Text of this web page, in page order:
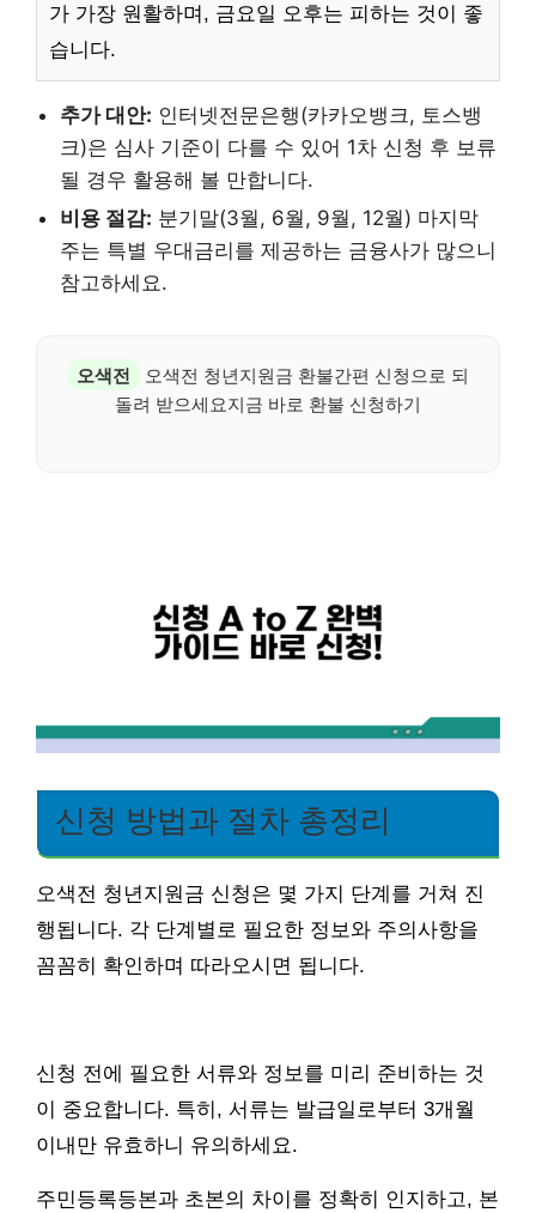
가 가장 원활하며, 금요일 오후는 피하는 것이 좋
습니다.
추가 대안: 인터넷전문은행(카카오뱅크, 토스뱅
크)은 심사 기준이 다를 수 있어 1차 신청 후 보류
될 경우 활용해 볼 만합니다.
비용 절감: 분기말(3월, 6월, 9월, 12월) 마지막
주는 특별 우대금리를 제공하는 금융사가 많으니
참고하세요.
오색전
오색전 청년지원금 환불간편 신청으로 되
돌려 받으세요지금 바로 환불 신청하기
신청 방법과 절차 총정리
오색전 청년지원금 신청은 몇 가지 단계를 거쳐 진
행됩니다. 각 단계별로 필요한 정보와 주의사항을
꼼꼼히 확인하며 따라오시면 됩니다.
신청 전에 필요한 서류와 정보를 미리 준비하는 것
이 중요합니다. 특히, 서류는 발급일로부터 3개월
이내만 유효하니 유의하세요.
주민등록등본과 초본의 차이를 정확히 인지하고, 본